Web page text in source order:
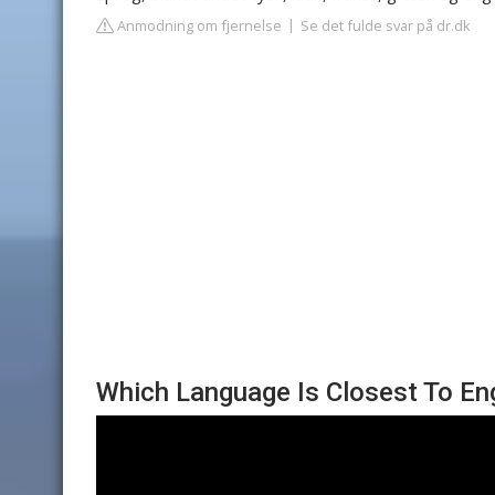
Anmodning om fjernelse Se det fulde svar på dr.dk
Which Language Is Closest To